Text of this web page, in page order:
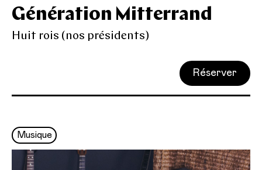
Génération Mitterrand
Huit rois (nos présidents)
Réserver
Musique